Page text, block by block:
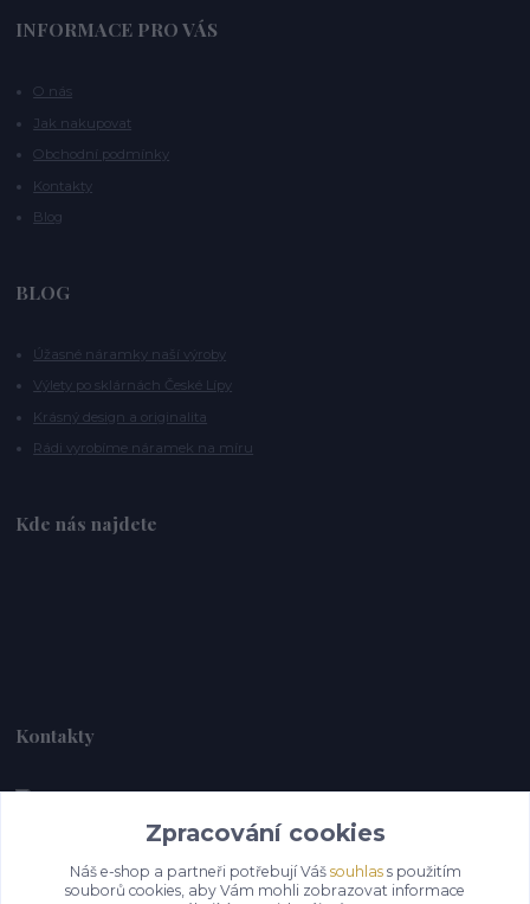
INFORMACE PRO VÁS
O nás
Jak nakupovat
Obchodní podmínky
Kontakty
Blog
BLOG
Úžasné náramky naší výroby
Výlety po sklárnách České Lípy
Krásný design a originalita
Rádi vyrobíme náramek na míru
Kde nás najdete
Kontakty
Alebrije@alebrije.cz
Zpracování cookies
Náš e-shop a partneři potřebují Váš souhlass použitím
souborů cookies, aby Vám mohli zobrazovat informace